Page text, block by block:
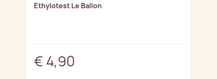
Ethylotest Le Ballon
€ 4,90